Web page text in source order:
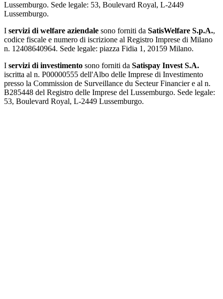
Lussemburgo. Sede legale: 53, Boulevard Royal, L-2449
Lussemburgo.
I servizi di welfare aziendale sono forniti da SatisWelfare S.p.A.,
codice fiscale e numero di iscrizione al Registro Imprese di Milano
n. 12408640964. Sede legale: piazza Fidia 1, 20159 Milano.
I servizi di investimento sono forniti da Satispay Invest S.A.
iscritta al n. P00000555 dell'Albo delle Imprese di Investimento
presso la Commission de Surveillance du Secteur Financier e al n.
B285448 del Registro delle Imprese del Lussemburgo. Sede legale:
53, Boulevard Royal, L-2449 Lussemburgo.